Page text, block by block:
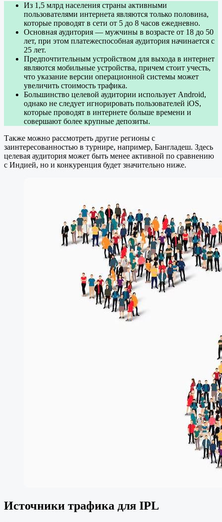
Из 1,5 млрд населения страны активными
пользователями интернета являются только половина,
которые проводят в сети от 5 до 8 часов ежедневно.
Основная аудитория — мужчины в возрасте от 18 до 50
лет, при этом платежеспособная аудитория начинается с
25 лет.
Предпочтительным устройством для выхода в интернет
являются мобильные устройства, причем стоит учесть,
что указание версии операционной системы может
увеличить стоимость трафика.
Большинство целевой аудитории использует Android,
однако не следует игнорировать пользователей iOS,
которые проводят в интернете больше времени и
совершают более крупные депозиты.
Также можно рассмотреть другие регионы с
заинтересованностью в турнире, например, Бангладеш. Здесь
целевая аудитория может быть менее активной по сравнению
с Индией, но и конкуренция будет значительно ниже.
Источники трафика для IPL